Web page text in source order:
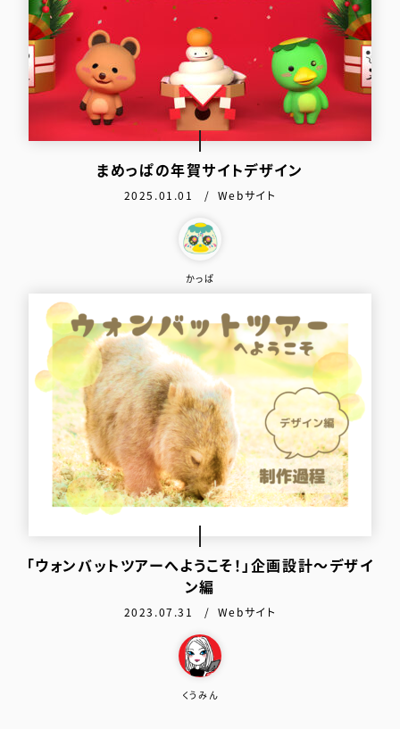
まめっぱの年賀サイトデザイン
公開日：
2025.01.01 カテゴリ：
Webサイト
かっぱ
「ウォンバットツアーへようこそ！」企画設計〜デザイ
ン編
公開日：
2023.07.31 カテゴリ：
Webサイト
くうみん